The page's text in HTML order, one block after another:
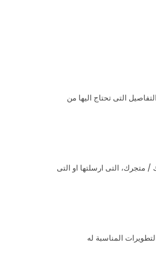
التى تحتاج اليها من
التى ارسلتها او التى
المناسبة له